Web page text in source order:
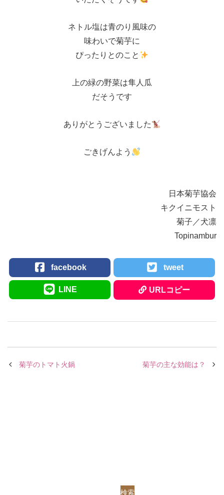
ネトル塩は青のり風味の
味わいで菊芋に
ぴったりとのこと
上の緑の野菜は隼人瓜
だそうです
ありがとうございました
ごきげんよう
日本菊芋協会
キクイニモスト
菊子／犬凛
Topinambur
facebook tweet
LINE URLコピー
菊芋のトマト火鍋 菊芋の主な効能は？
検索